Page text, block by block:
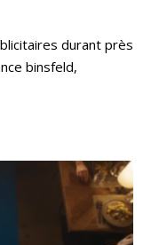
durant près
binsfeld,